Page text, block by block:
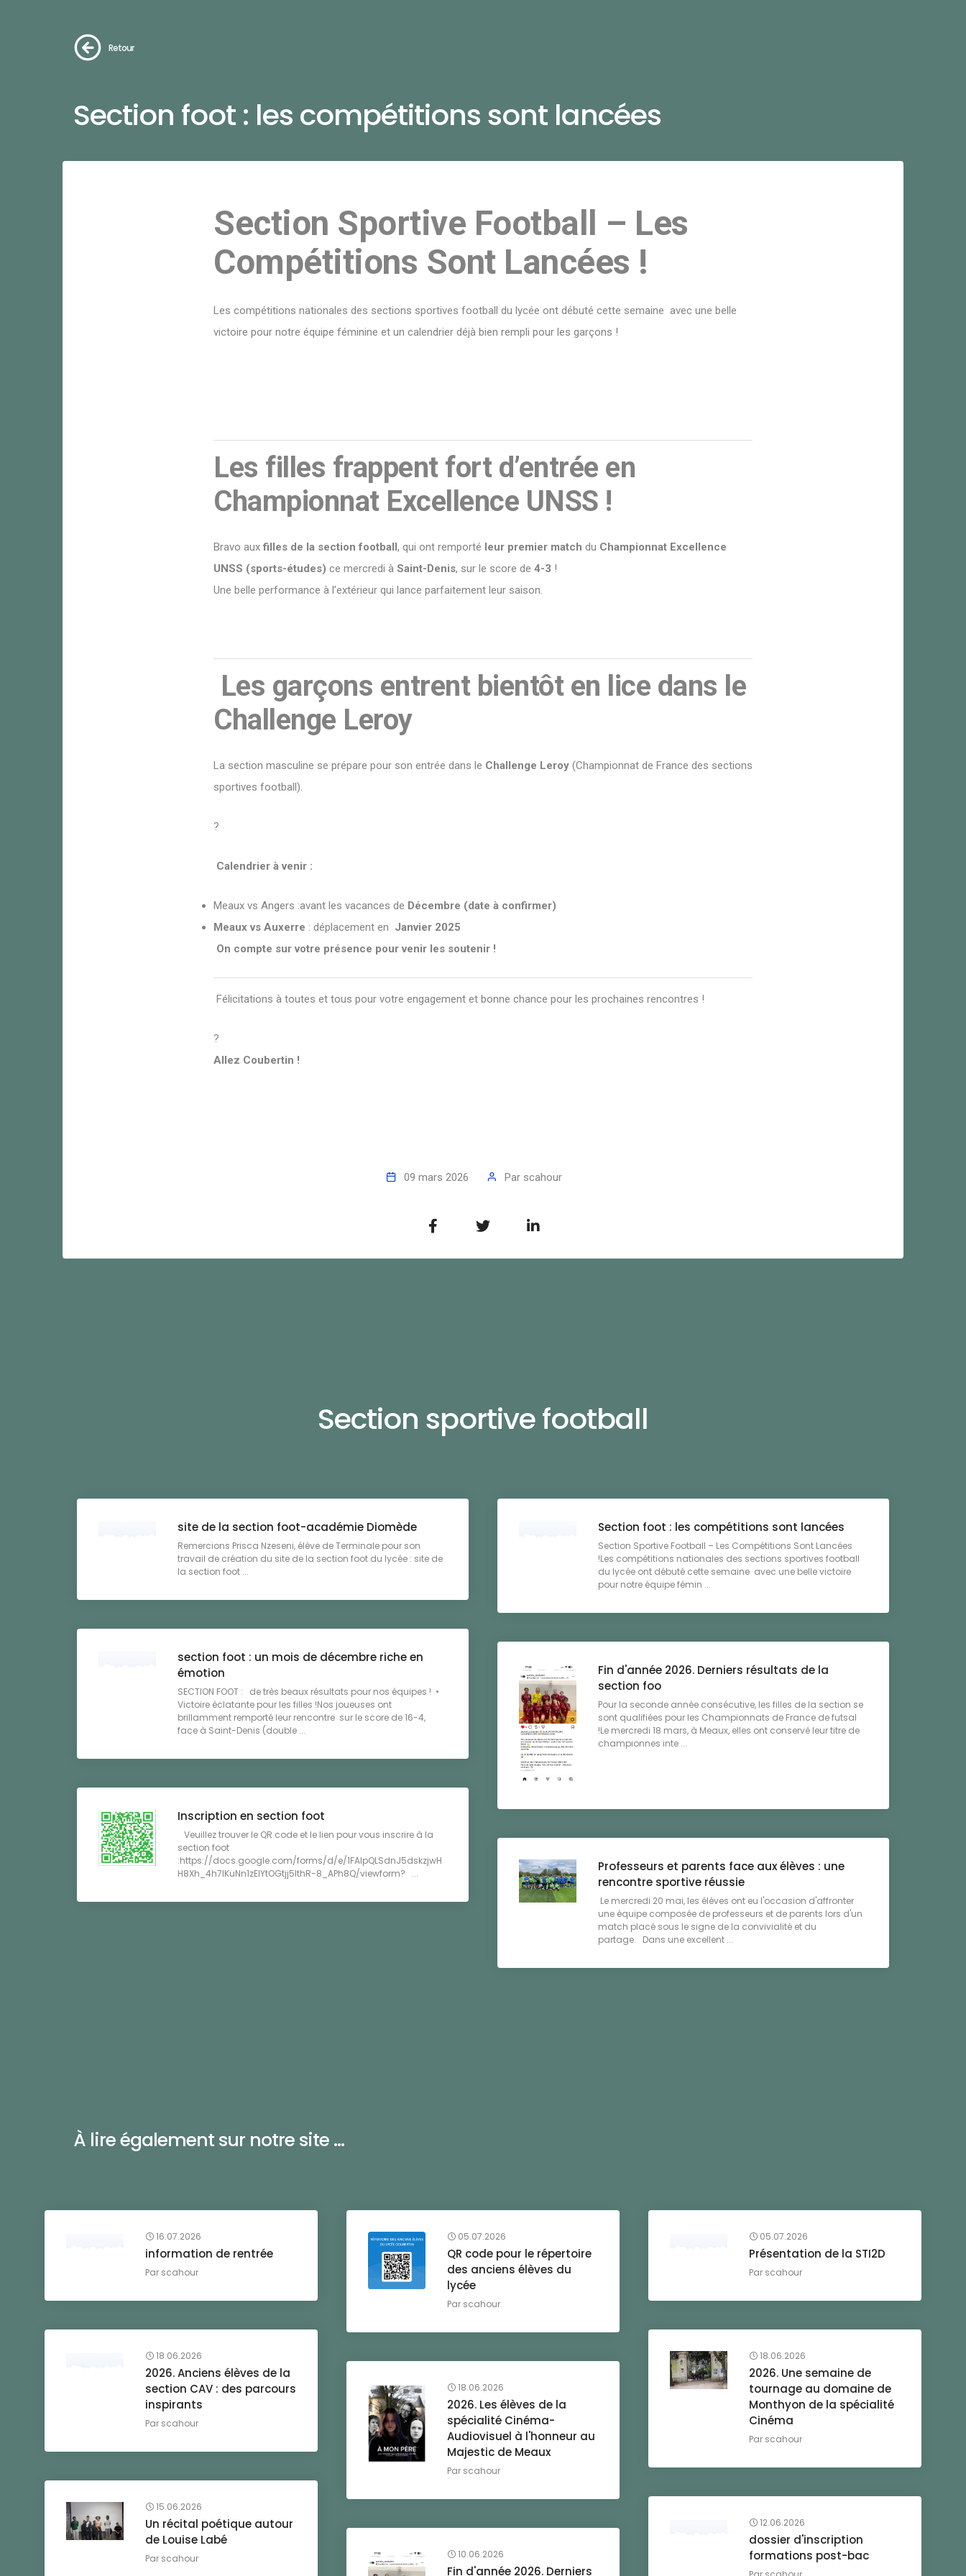
Retour
Section foot : les compétitions sont lancées
Section Sportive Football – Les
Compétitions Sont Lancées !
Les compétitions nationales des sections sportives football du lycée ont débuté cette semaine avec une belle
victoire pour notre équipe féminine et un calendrier déjà bien rempli pour les garçons !
Les filles frappent fort d’entrée en
Championnat Excellence UNSS !
Bravo auxfilles de la section football, qui ont remporté leur premier match du Championnat Excellence
UNSS (sports-études) ce mercredi à Saint-Denis, sur le score de 4-3 !
Une belle performance à l’extérieur qui lance parfaitement leur saison.
Les garçons entrent bientôt en lice dans le
Challenge Leroy
La section masculine se prépare pour son entrée dans le Challenge Leroy (Championnat de France des sections
sportives football).
?
Calendrier à venir :
Meaux vs Angers :avant les vacances de Décembre (date à confirmer)
Meaux vs Auxerre : déplacement en Janvier 2025
On compte sur votre présence pour venir les soutenir !
Félicitations à toutes et tous pour votre engagement et bonne chance pour les prochaines rencontres !
?
Allez Coubertin !
09 mars 2026 Par scahour
Section sportive football
site de la section foot-académie Diomède
Remercions Prisca Nzeseni, élève de Terminale pour son
travail de création du site de la section foot du lycée : site de
la section foot ...
Section foot : les compétitions sont lancées
Section Sportive Football – Les Compétitions Sont Lancées
!Les compétitions nationales des sections sportives football
du lycée ont débuté cette semaine avec une belle victoire
pour notre équipe fémin ...
section foot : un mois de décembre riche en
émotion
SECTION FOOT : de très beaux résultats pour nos équipes ! •
Victoire éclatante pour les filles !Nos joueuses ont
brillamment remporté leur rencontre sur le score de 16-4,
face à Saint-Denis (double ...
Fin d'année 2026. Derniers résultats de la
section foo
Pour la seconde année consécutive, les filles de la section se
sont qualifiées pour les Championnats de France de futsal
!Le mercredi 18 mars, à Meaux, elles ont conservé leur titre de
championnes inte ...
Inscription en section foot
Veuillez trouver le QR code et le lien pour vous inscrire à la
section foot
:https://docs.google.com/forms/d/e/1FAIpQLSdnJ5dskzjwH
H8Xh_4h7IKuNn1zEIYtOGtjj5lthR-8_APh8Q/viewform? ...
Professeurs et parents face aux élèves : une
rencontre sportive réussie
Le mercredi 20 mai, les élèves ont eu l'occasion d'affronter
une équipe composée de professeurs et de parents lors d'un
match placé sous le signe de la convivialité et du
partage. Dans une excellent ...
À lire également sur notre site ...
16.07.2026
information de rentrée
Par scahour
05.07.2026
QR code pour le répertoire
des anciens élèves du
lycée
Par scahour
05.07.2026
Présentation de la STI2D
Par scahour
18.06.2026
2026. Anciens élèves de la
section CAV : des parcours
inspirants
Par scahour
18.06.2026
2026. Une semaine de
tournage au domaine de
Monthyon de la spécialité
Cinéma
Par scahour
18.06.2026
2026. Les élèves de la
spécialité Cinéma-
Audiovisuel à l'honneur au
Majestic de Meaux
Par scahour
15.06.2026
Un récital poétique autour
de Louise Labé
Par scahour
12.06.2026
dossier d'inscription
formations post-bac
10.06.2026
Fin d'année 2026. Derniers